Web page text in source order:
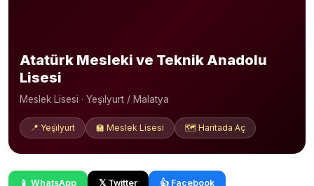
Atatürk Mesleki ve Teknik Anadolu
Lisesi
Meslek Lisesi · Yeşi̇lyurt / Malatya
📍 Yeşi̇lyurt 🏫 Meslek Lisesi 🗺️ Haritada Aç
📱 WhatsApp 𝕏 Twitter 👍 Facebook